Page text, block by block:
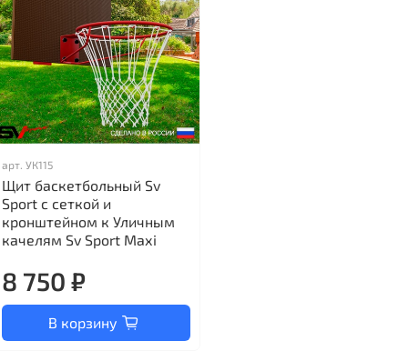
арт. УК115
Щит баскетбольный Sv
Sport c сеткой и
кронштейном к Уличным
качелям Sv Sport Maхi
8 750 ₽
В корзину